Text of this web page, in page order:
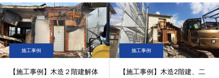
施工事例
【施工事例】木造２階建解体
施工事例
【施工事例】木造2階建、二